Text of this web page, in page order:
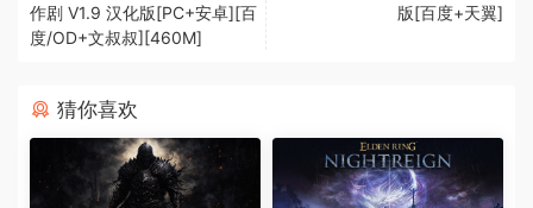
作剧 V1.9 汉化版[PC+安卓][百
度/OD+文叔叔][460M]
版[百度+天翼]
猜你喜欢